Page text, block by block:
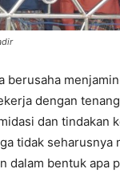
berusaha
dengan
dan tindakan
tidak seharusnya
dalam bentuk apa